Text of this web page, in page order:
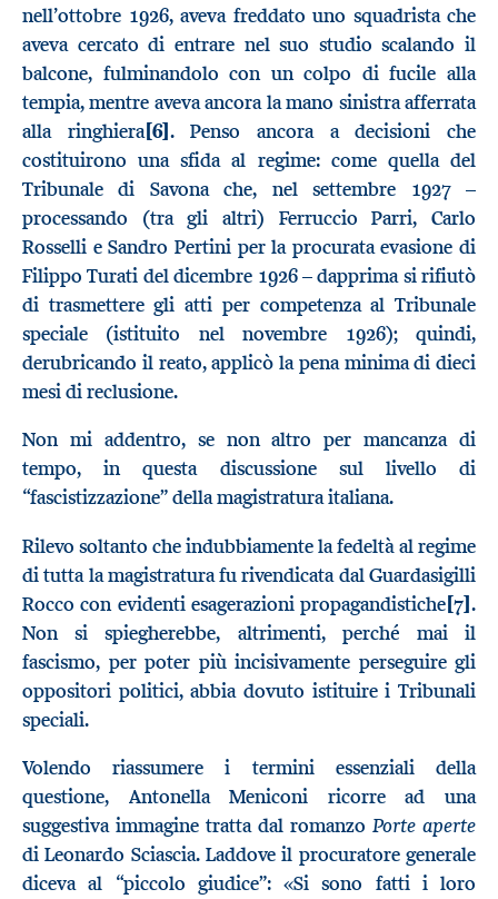
nell’ottobre 1926, aveva freddato uno squadrista che
aveva cercato di entrare nel suo studio scalando il
balcone, fulminandolo con un colpo di fucile alla
tempia, mentre aveva ancora la mano sinistra afferrata
alla ringhiera[6]. Penso ancora a decisioni che
costituirono una sfida al regime: come quella del
Tribunale di Savona che, nel settembre 1927 –
processando (tra gli altri) Ferruccio Parri, Carlo
Rosselli e Sandro Pertini per la procurata evasione di
Filippo Turati del dicembre 1926 – dapprima si rifiutò
di trasmettere gli atti per competenza al Tribunale
speciale (istituito nel novembre 1926); quindi,
derubricando il reato, applicò la pena minima di dieci
mesi di reclusione.
Non mi addentro, se non altro per mancanza di
tempo, in questa discussione sul livello di
“fascistizzazione” della magistratura italiana.
Rilevo soltanto che indubbiamente la fedeltà al regime
di tutta la magistratura fu rivendicata dal Guardasigilli
Rocco con evidenti esagerazioni propagandistiche[7].
Non si spiegherebbe, altrimenti, perché mai il
fascismo, per poter più incisivamente perseguire gli
oppositori politici, abbia dovuto istituire i Tribunali
speciali.
Volendo riassumere i termini essenziali della
questione, Antonella Meniconi ricorre ad una
suggestiva immagine tratta dal romanzo Porte aperte
di Leonardo Sciascia. Laddove il procuratore generale
diceva al “piccolo giudice”: «Si sono fatti i loro